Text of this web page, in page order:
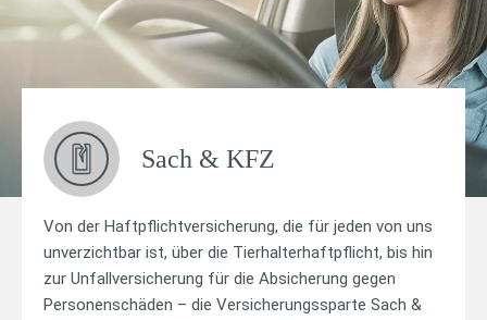
Sach & KFZ
Von der Haftpflichtversicherung, die für jeden von uns
unverzichtbar ist, über die Tierhalterhaftpflicht, bis hin
zur Unfallversicherung für die Absicherung gegen
Personenschäden – die Versicherungssparte Sach &